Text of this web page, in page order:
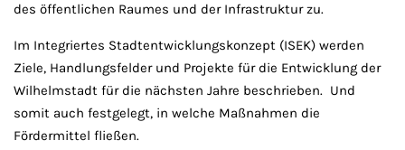
des öffentlichen Raumes und der Infrastruktur zu.
Im Integriertes Stadtentwicklungskonzept (ISEK) werden
Ziele, Handlungsfelder und Projekte für die Entwicklung der
Wilhelmstadt für die nächsten Jahre beschrieben. Und
somit auch festgelegt, in welche Maßnahmen die
Fördermittel fließen.